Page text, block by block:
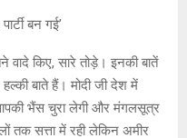
बन गई’
वादे किए, सारे तोड़े। इनकी बातें
बाते हैं। मोदी जी देश में
भैंस चुरा लेगी और मंगलसूत्र
तक सत्ता में रही लेकिन अमीर